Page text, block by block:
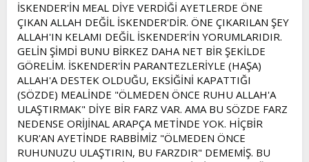
İSKENDER'İN MEAL DİYE VERDİĞİ AYETLERDE ÖNE
ÇIKAN ALLAH DEĞİL İSKENDER'DİR. ÖNE ÇIKARILAN ŞEY
ALLAH'IN KELAMI DEĞİL İSKENDER'İN YORUMLARIDIR.
GELİN ŞİMDİ BUNU BİRKEZ DAHA NET BİR ŞEKİLDE
GÖRELİM. İSKENDER'İN PARANTEZLERİYLE (HAŞA)
ALLAH'A DESTEK OLDUĞU, EKSİĞİNİ KAPATTIĞI
(SÖZDE) MEALİNDE "ÖLMEDEN ÖNCE RUHU ALLAH'A
ULAŞTIRMAK" DİYE BİR FARZ VAR. AMA BU SÖZDE FARZ
NEDENSE ORİJİNAL ARAPÇA METİNDE YOK. HİÇBİR
KUR'AN AYETİNDE RABBİMİZ "ÖLMEDEN ÖNCE
RUHUNUZU ULAŞTIRIN, BU FARZDIR" DEMEMİŞ. BU